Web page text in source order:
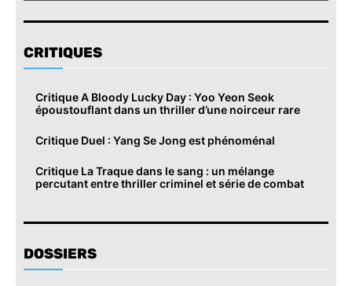
CRITIQUES
Critique A Bloody Lucky Day : Yoo Yeon Seok
époustouflant dans un thriller d’une noirceur rare
Critique Duel : Yang Se Jong est phénoménal
Critique La Traque dans le sang : un mélange
percutant entre thriller criminel et série de combat
DOSSIERS